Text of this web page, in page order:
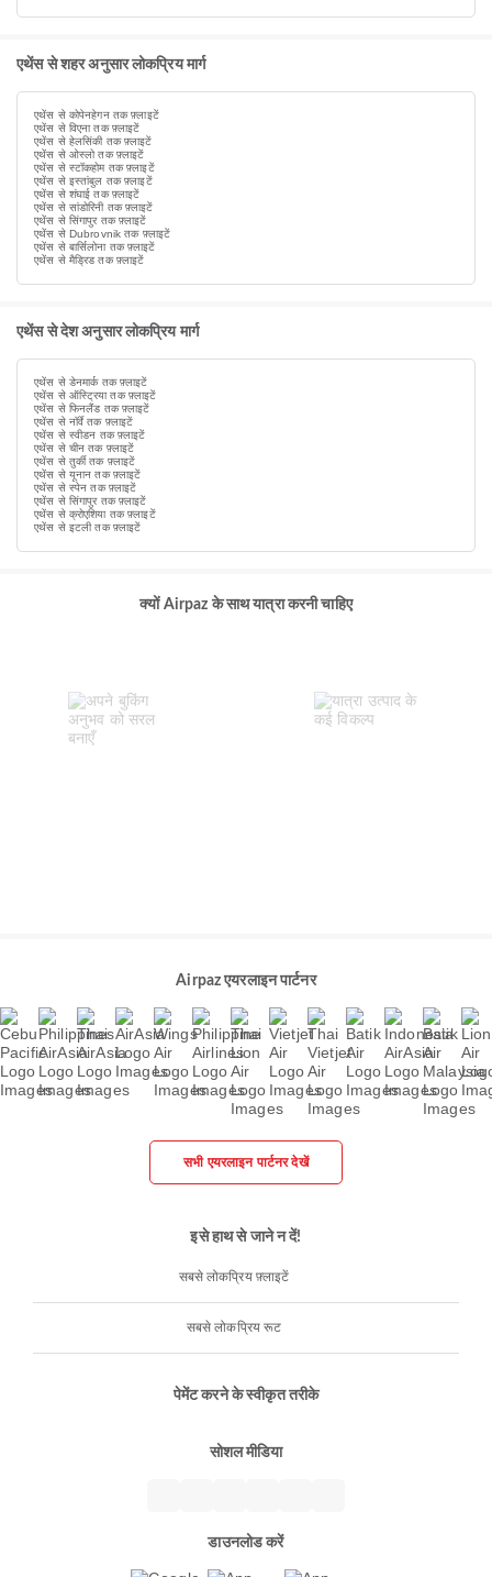
एथेंस से शहर अनुसार लोकप्रिय मार्ग
एथेंस से कोपेनहेगन तक फ़्लाइटें
एथेंस से विएना तक फ़्लाइटें
एथेंस से हेलसिंकी तक फ़्लाइटें
एथेंस से ओस्लो तक फ़्लाइटें
एथेंस से स्टॉकहोम तक फ़्लाइटें
एथेंस से इस्तांबुल तक फ़्लाइटें
एथेंस से शंघाई तक फ़्लाइटें
एथेंस से सांडोरिनी तक फ़्लाइटें
एथेंस से सिंगापुर तक फ़्लाइटें
एथेंस से Dubrovnik तक फ़्लाइटें
एथेंस से बार्सिलोना तक फ़्लाइटें
एथेंस से मैड्रिड तक फ़्लाइटें
एथेंस से देश अनुसार लोकप्रिय मार्ग
एथेंस से डेनमार्क तक फ़्लाइटें
एथेंस से ऑस्ट्रिया तक फ़्लाइटें
एथेंस से फिनलैंड तक फ़्लाइटें
एथेंस से नॉर्वे तक फ़्लाइटें
एथेंस से स्वीडन तक फ़्लाइटें
एथेंस से चीन तक फ़्लाइटें
एथेंस से तुर्की तक फ़्लाइटें
एथेंस से यूनान तक फ़्लाइटें
एथेंस से स्पेन तक फ़्लाइटें
एथेंस से सिंगापुर तक फ़्लाइटें
एथेंस से क्रोएशिया तक फ़्लाइटें
एथेंस से इटली तक फ़्लाइटें
क्यों Airpaz के साथ यात्रा करनी चाहिए
Airpaz एयरलाइन पार्टनर
सभी एयरलाइन पार्टनर देखें
इसे हाथ से जाने न दें!
सबसे लोकप्रिय फ़्लाइटें
सबसे लोकप्रिय रूट
पेमेंट करने के स्वीकृत तरीके
सोशल मीडिया
डाउनलोड करें